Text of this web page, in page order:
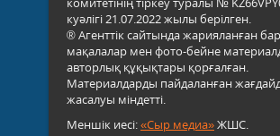
куәлігі 21.07.2022 жылы берілген.
® Агенттік сайтында жарияланған
мақалалар мен фото-бейне
авторлық құқықтары қорғалған.
Материалдарды пайдаланған
жасалуы міндетті.
Меншік иесі:«Сыр медиа»ЖШС.